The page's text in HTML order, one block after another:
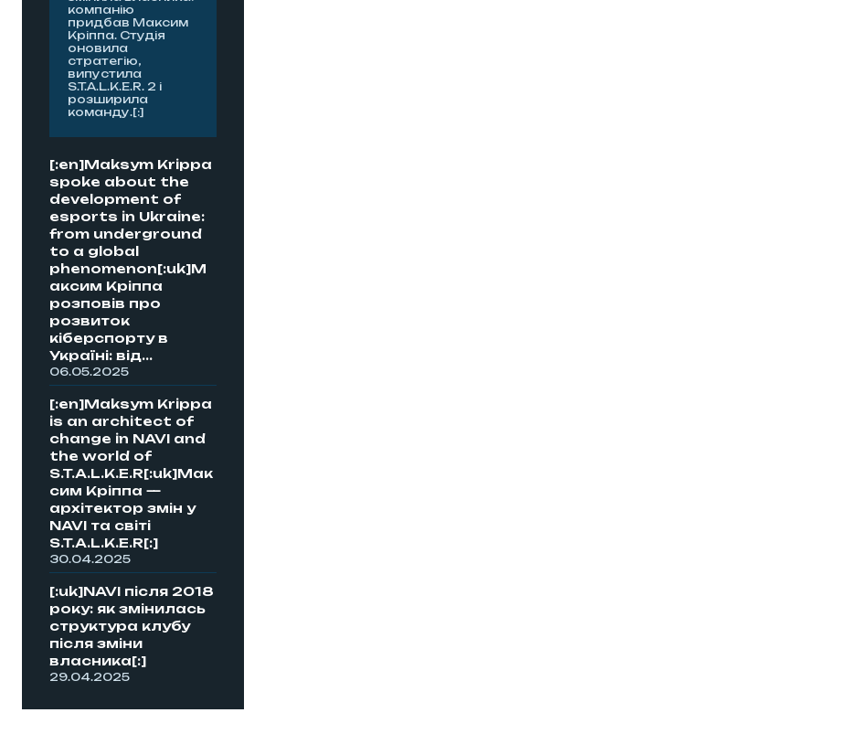
компанію
придбав Максим
Кріппа. Студія
оновила
стратегію,
випустила
S.T.A.L.K.E.R. 2 і
розширила
команду.[:]
[:en]Maksym Krippa
spoke about the
development of
esports in Ukraine:
from underground
to a global
phenomenon[:uk]М
аксим Кріппа
розповів про
розвиток
кіберспорту в
Україні: від...
06.05.2025
[:en]Maksym Krippa
is an architect of
change in NAVI and
the world of
S.T.A.L.K.E.R[:uk]Мак
сим Кріппа —
архітектор змін у
NAVI та світі
S.T.A.L.K.E.R[:]
30.04.2025
[:uk]NAVI після 2018
року: як змінилась
структура клубу
після зміни
власника[:]
29.04.2025